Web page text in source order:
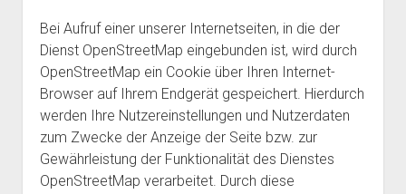
Bei Aufruf einer unserer Internetseiten, in die der
Dienst OpenStreetMap eingebunden ist, wird durch
OpenStreetMap ein Cookie über Ihren Internet-
Browser auf Ihrem Endgerät gespeichert. Hierdurch
werden Ihre Nutzereinstellungen und Nutzerdaten
zum Zwecke der Anzeige der Seite bzw. zur
Gewährleistung der Funktionalität des Dienstes
OpenStreetMap verarbeitet. Durch diese